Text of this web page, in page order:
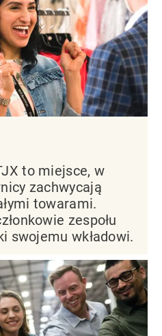
to miejsce, w
zachwycają
towarami.
zespołu
swojemu wkładowi.